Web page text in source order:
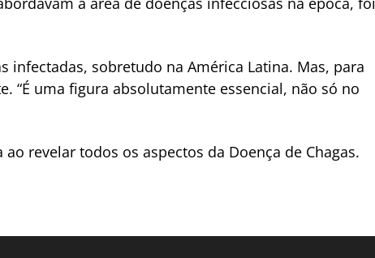
infectadas, sobretudo na América Latina. Mas, para
“É uma figura absolutamente essencial, não só no
revelar todos os aspectos da Doença de Chagas.